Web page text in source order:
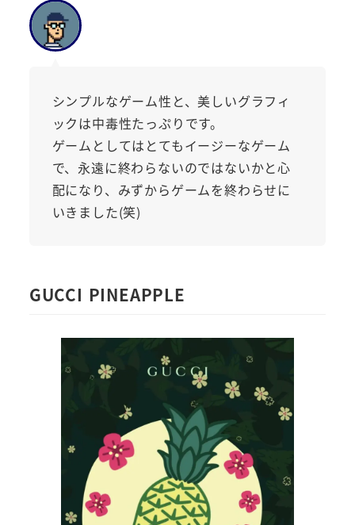
シンプルなゲーム性と、美しいグラフィ
ックは中毒性たっぷりです。
ゲームとしてはとてもイージーなゲーム
で、永遠に終わらないのではないかと心
配になり、みずからゲームを終わらせに
いきました(笑)
GUCCI PINEAPPLE